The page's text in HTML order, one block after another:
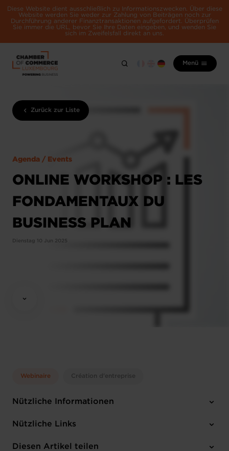
Diese Website dient ausschließlich zu Informationszwecken. Über diese
Website werden Sie weder zur Zahlung von Beiträgen noch zur
Durchführung anderer Finanztransaktionen aufgefordert. Überprüfen
Sie immer die URL, bevor Sie Ihre Daten eingeben, und wenden Sie
sich im Zweifelsfall direkt an uns.
Menü
Zurück zur Liste
Agenda / Events
ONLINE WORKSHOP : LES
FONDAMENTAUX DU
BUSINESS PLAN
Dienstag 10 Jun 2025
Webinaire Création d'entreprise
Nützliche Informationen
Dienstag 10 Jun 2025
Online Workshop
Nützliche Links
Anmelden
Diesen Artikel teilen